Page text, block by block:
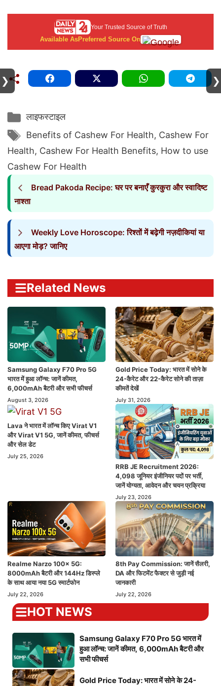
Your Trusted Source of Truth
Available AsPreferred Source On
Categories
लाइफस्टाइल
Tags
Benefits of Cashew For Health, Cashew For
Health, Cashew For Health Benefits, How to use
Cashew For Health
Bread Pakoda Recipe: घर पर बनाएँ कुरकुरा और स्वादिष्ट
नाश्ता
Weekly Love Horoscope: रिश्तों में बढ़ेगी नज़दीकियां या
आएगा मोड़? जानिए
Related News
Samsung Galaxy F70 Pro 5G
भारत में हुआ लॉन्च: जानें कीमत,
6,000mAh बैटरी और सभी फीचर्स
August 3, 2026
Gold Price Today: भारत में सोने के
24-कैरेट और 22-कैरेट सोने की ताज़ा
कीमतें देखें
July 31, 2026
Lava ने भारत में लॉन्च किए Virat V1
और Virat V1 5G, जानें कीमत, फीचर्स
और सेल डेट
July 25, 2026
RRB JE Recruitment 2026:
4,098 जूनियर इंजीनियर पदों पर भर्ती,
जानें योग्यता, आवेदन और चयन प्रक्रिया
July 23, 2026
Realme Narzo 100x 5G:
8000mAh बैटरी और 144Hz डिस्प्ले
के साथ आया नया 5G स्मार्टफोन
July 22, 2026
8th Pay Commission: जानें सैलरी,
DA और फिटमेंट फैक्टर से जुड़ी नई
जानकारी
July 22, 2026
HOT NEWS
Samsung Galaxy F70 Pro 5G भारत में
हुआ लॉन्च: जानें कीमत, 6,000mAh बैटरी और
सभी फीचर्स
Gold Price Today: भारत में सोने के 24-
❯ ❯